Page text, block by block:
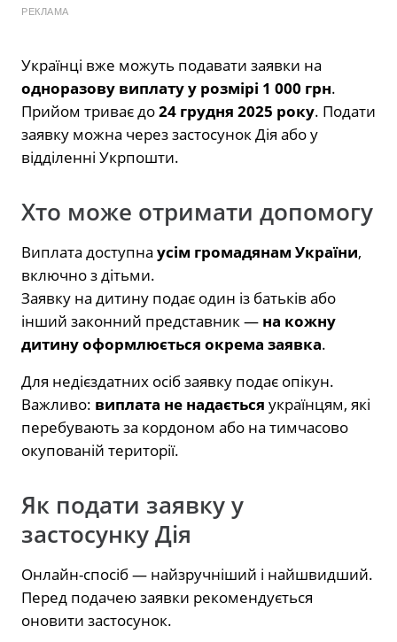
РЕКЛАМА
Українці вже можуть подавати заявки на
одноразову виплату у розмірі 1 000 грн.
Прийом триває до24 грудня 2025 року. Подати
заявку можна через застосунок Дія або у
відділенні Укрпошти.
Хто може отримати допомогу
Виплата доступна усім громадянам України,
включно з дітьми.
Заявку на дитину подає один із батьків або
інший законний представник — на кожну
дитину оформлюється окрема заявка.
Для недієздатних осіб заявку подає опікун.
Важливо: виплата не надається українцям, які
перебувають за кордоном або на тимчасово
окупованій території.
Як подати заявку у
застосунку Дія
Онлайн-спосіб — найзручніший і найшвидший.
Перед подачею заявки рекомендується
оновити застосунок.